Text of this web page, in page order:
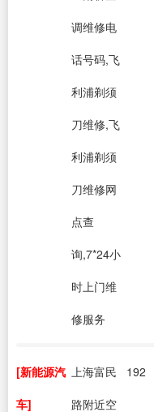
调维修电
话号码,飞
利浦剃须
刀维修,飞
利浦剃须
刀维修网
点查
询,7*24小
时上门维
修服务
[新能源汽
车]
上海富民
路附近空
192